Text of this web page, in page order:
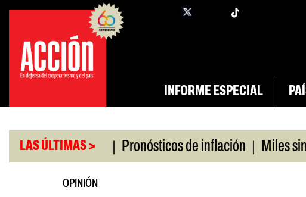
Saltar
contenido
facebook
INFORME ESPECIAL
LAS ÚLTIMAS >
universitario | Pronósticos de inflación | Miles sin
OPINIÓN